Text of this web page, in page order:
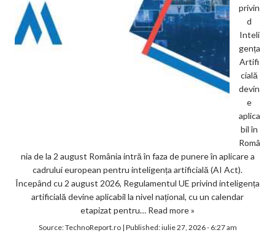
privin
d
Inteli
gența
Artifi
cială
devin
e
aplica
bil în
Româ
nia de la 2 august România intră în faza de punere în aplicare a
cadrului european pentru inteligența artificială (AI Act).
Începând cu 2 august 2026, Regulamentul UE privind inteligența
artificială devine aplicabil la nivel național, cu un calendar
etapizat pentru… Read more »
Source:TechnoReport.ro| Published:iulie 27, 2026 - 6:27 am